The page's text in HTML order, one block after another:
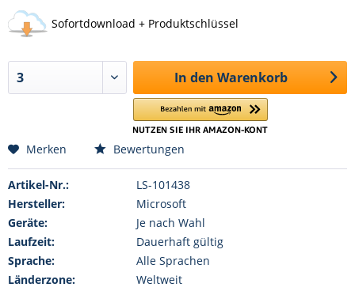
Sofortdownload + Produktschlüssel
In den Warenkorb
Merken Bewertungen
Artikel-Nr.:
LS-101438
Hersteller:
Microsoft
Geräte:
Je nach Wahl
Laufzeit:
Dauerhaft gültig
Sprache:
Alle Sprachen
Länderzone:
Weltweit